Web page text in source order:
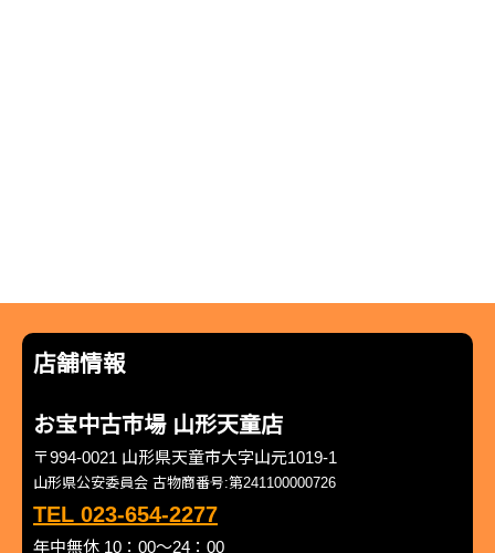
店舗情報
お宝中古市場 山形天童店
〒994-0021 山形県天童市大字山元1019-1
山形県公安委員会 古物商番号:第241100000726
TEL 023-654-2277
年中無休 10：00～24：00